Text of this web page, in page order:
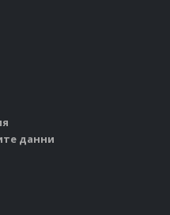
данни